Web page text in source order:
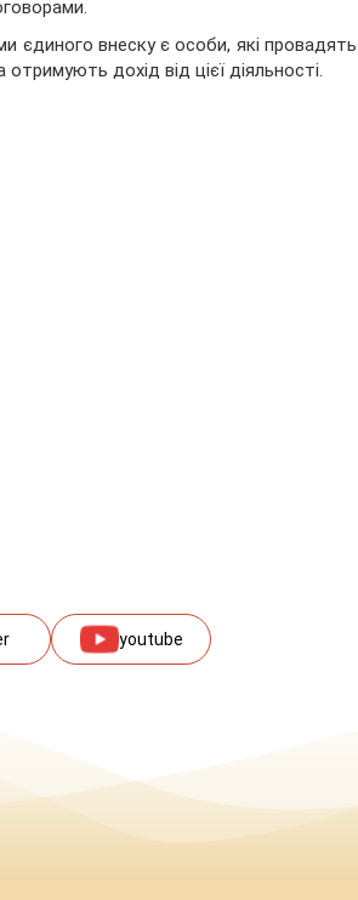
єдиного внеску є особи, які провадять
дохід від цієї діяльності.
youtube